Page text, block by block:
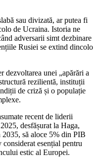
sau divizată, ar putea fi
de Ucraina. Istoria ne
adversarii simt dezbinare
Rusiei se extind dincolo
dezvoltarea unei „apărări a
rezilientă, instituții
de criză și o populație
recent de liderii
desfășurat la Haga,
2035, să aloce 5% din PIB
esențial pentru
estic al Europei.